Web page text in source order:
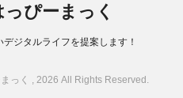
ぴーまっく
ジタルライフを提案します！
っく , 2026 All Rights Reserved.